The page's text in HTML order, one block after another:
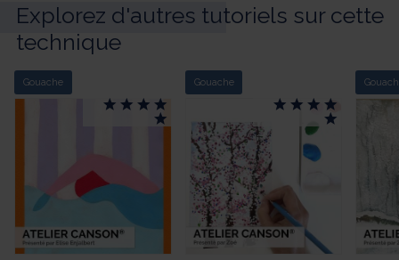
Explorez d'autres tutoriels sur cette
technique
Gouache Gouache